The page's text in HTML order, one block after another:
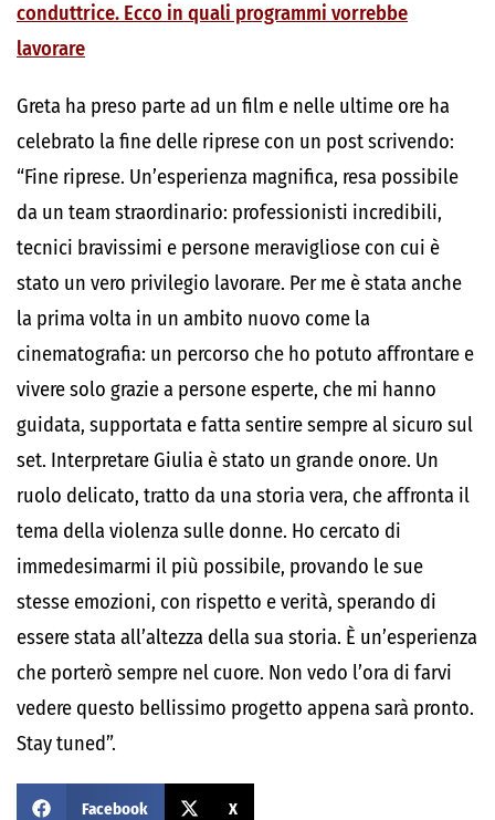
conduttrice. Ecco in quali programmi vorrebbe
lavorare
Greta ha preso parte ad un film e nelle ultime ore ha
celebrato la fine delle riprese con un post scrivendo:
“Fine riprese. Un’esperienza magnifica, resa possibile
da un team straordinario: professionisti incredibili,
tecnici bravissimi e persone meravigliose con cui è
stato un vero privilegio lavorare. Per me è stata anche
la prima volta in un ambito nuovo come la
cinematografia: un percorso che ho potuto affrontare e
vivere solo grazie a persone esperte, che mi hanno
guidata, supportata e fatta sentire sempre al sicuro sul
set. Interpretare Giulia è stato un grande onore. Un
ruolo delicato, tratto da una storia vera, che affronta il
tema della violenza sulle donne. Ho cercato di
immedesimarmi il più possibile, provando le sue
stesse emozioni, con rispetto e verità, sperando di
essere stata all’altezza della sua storia. È un’esperienza
che porterò sempre nel cuore. Non vedo l’ora di farvi
vedere questo bellissimo progetto appena sarà pronto.
Stay tuned”.
Facebook X